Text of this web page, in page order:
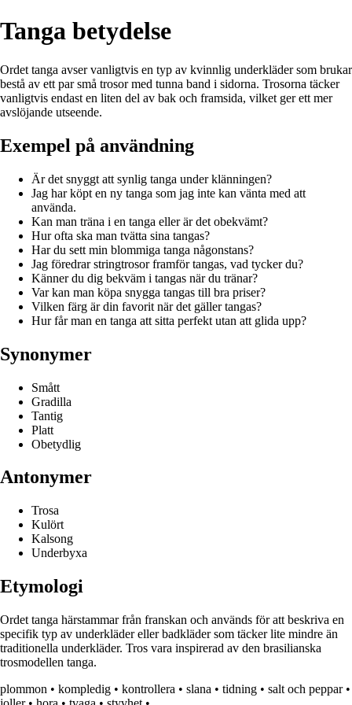
Tanga betydelse
Ordet tanga avser vanligtvis en typ av kvinnlig underkläder som brukar
bestå av ett par små trosor med tunna band i sidorna. Trosorna täcker
vanligtvis endast en liten del av bak och framsida, vilket ger ett mer
avslöjande utseende.
Exempel på användning
Är det snyggt att synlig tanga under klänningen?
Jag har köpt en ny tanga som jag inte kan vänta med att
använda.
Kan man träna i en tanga eller är det obekvämt?
Hur ofta ska man tvätta sina tangas?
Har du sett min blommiga tanga någonstans?
Jag föredrar stringtrosor framför tangas, vad tycker du?
Känner du dig bekväm i tangas när du tränar?
Var kan man köpa snygga tangas till bra priser?
Vilken färg är din favorit när det gäller tangas?
Hur får man en tanga att sitta perfekt utan att glida upp?
Synonymer
Smått
Gradilla
Tantig
Platt
Obetydlig
Antonymer
Trosa
Kulört
Kalsong
Underbyxa
Etymologi
Ordet tanga härstammar från franskan och används för att beskriva en
specifik typ av underkläder eller badkläder som täcker lite mindre än
traditionella underkläder. Tros vara inspirerad av den brasilianska
trosmodellen tanga.
plommon • kompledig • kontrollera • slana • tidning • salt och peppar•